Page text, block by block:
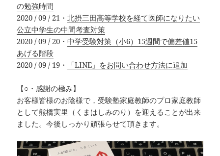
の勉強時間
2020 / 09 / 21・北摂三田高等学校を経て医師になりたい
公立中学生の中間考査対策
2020 / 09 / 20・中学受験対策（小6）15週間で偏差値15
あげる階段
2020 / 09 / 19・
「LINE」をお問い合わせ方法に追加
【○・感謝の極み】
お客様皆様のお陰様で，受験塾家庭教師のプロ家庭教師
として熊橋実里（くまはしみのり）を迎えることが出来
ました。今後しっかり頑張らせて頂きます。